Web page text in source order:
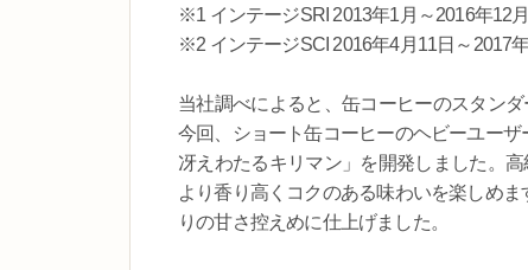
※1 インテージSRI 2013年1月～2016年12月
※2 インテージSCI 2016年4月11日～2017
当社調べによると、缶コーヒーのスタン
今回、ショート缶コーヒーのヘビーユー
冴えわたるキリマン」を開発しました。
より香り高くコクのある味わいを楽しめ
りの甘さ控えめに仕上げました。